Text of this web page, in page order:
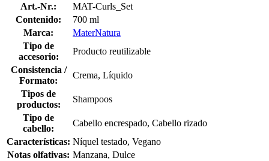
Art.-Nr.:
MAT-Curls_Set
Contenido:
700 ml
Marca:
MaterNatura
Tipo de
accesorio:
Producto reutilizable
Consistencia /
Formato:
Crema, Líquido
Tipos de
productos:
Shampoos
Tipo de
cabello:
Cabello encrespado, Cabello rizado
Características: Níquel testado, Vegano
Notas olfativas: Manzana, Dulce